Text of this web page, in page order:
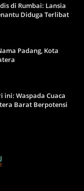
di Rumbai: Lansia
Diduga Terlibat
Padang, Kota
ini: Waspada Cuaca
Barat Berpotensi